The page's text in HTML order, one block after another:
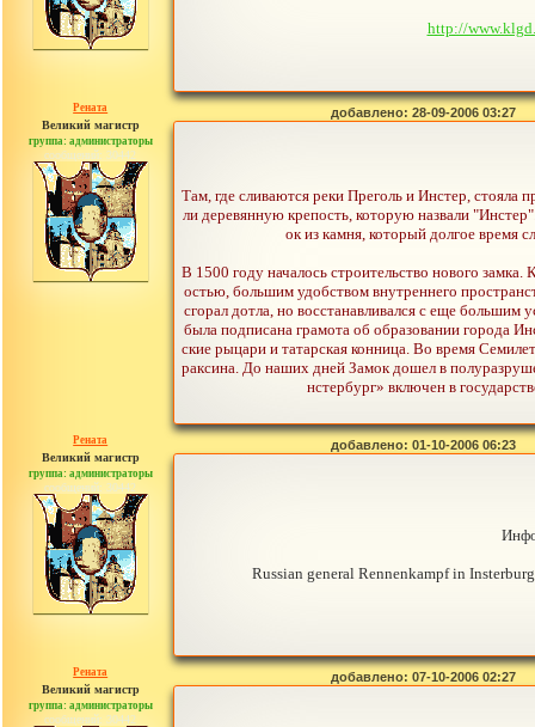
http://
Рената
Великий магистр
группа: администраторы
сообщений: 30442
добавлено: 28-09-2006 03:27
Там, где сливаются реки Преголь и Инстер, стояла
ли деревянную крепость, которую назвали
ок из камня, который долгое время
В 1500 году началось строительство нового
остью, большим удобством внутреннего
сгорал дотла, но восстанавливался с еще большим
была подписана грамота об образовании города
ские рыцари и татарская конница. Во время
раксина. До наших дней Замок дошел в
нстербург» включен в
Рената
Великий магистр
группа: администраторы
сообщений: 30442
добавлено: 01-10-2006 06:23
Russian general Rennenkampf in
Рената
Великий магистр
группа: администраторы
сообщений: 30442
добавлено: 07-10-2006 02:27